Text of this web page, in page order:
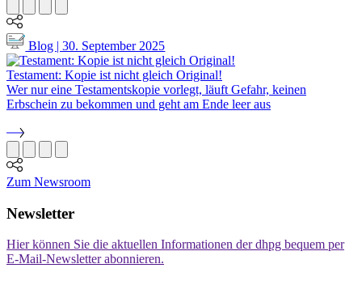
Blog | 30. September 2025
Testament: Kopie ist nicht gleich Original!
Wer nur eine Testamentskopie vorlegt, läuft Gefahr, keinen
Erbschein zu bekommen und geht am Ende leer aus
Zum Newsroom
Newsletter
Hier können Sie die aktuellen Informationen der dhpg bequem per
E-Mail-Newsletter abonnieren.